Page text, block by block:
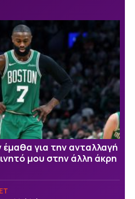
για την ανταλλαγή
μου στην άλλη άκρη